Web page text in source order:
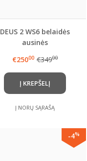
DEUS 2 WS6 belaidės
ausinės
€25000 €34900
Į KREPŠELĮ
Į NORŲ SĄRAŠĄ
-4%